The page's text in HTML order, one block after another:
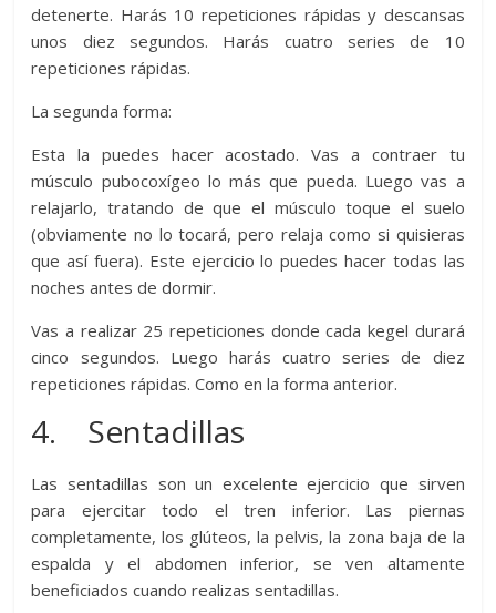
detenerte. Harás 10 repeticiones rápidas y descansas
unos diez segundos. Harás cuatro series de 10
repeticiones rápidas.
La segunda forma:
Esta la puedes hacer acostado. Vas a contraer tu
músculo pubocoxígeo lo más que pueda. Luego vas a
relajarlo, tratando de que el músculo toque el suelo
(obviamente no lo tocará, pero relaja como si quisieras
que así fuera). Este ejercicio lo puedes hacer todas las
noches antes de dormir.
Vas a realizar 25 repeticiones donde cada kegel durará
cinco segundos. Luego harás cuatro series de diez
repeticiones rápidas. Como en la forma anterior.
4. Sentadillas
Las sentadillas son un excelente ejercicio que sirven
para ejercitar todo el tren inferior. Las piernas
completamente, los glúteos, la pelvis, la zona baja de la
espalda y el abdomen inferior, se ven altamente
beneficiados cuando realizas sentadillas.